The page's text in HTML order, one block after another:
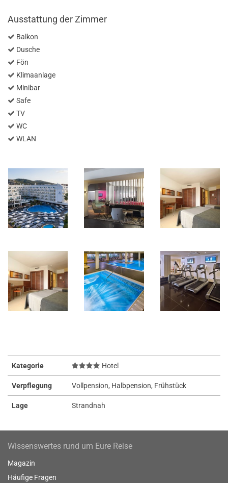
Ausstattung der Zimmer
Balkon
Dusche
Fön
Klimaanlage
Minibar
Safe
TV
WC
WLAN
Kategorie Hotel
Verpflegung Vollpension, Halbpension, Frühstück
Lage Strandnah
Wissenswertes rund um Eure Reise
Magazin
Häufige Fragen